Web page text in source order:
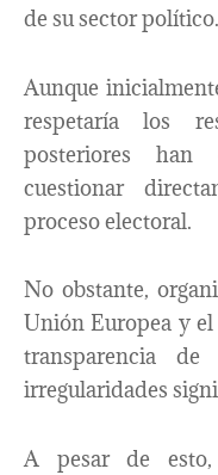
de su sector político.
Aunque
respetaría los
posteriores han
cuestionar
proceso electoral.
No obstante,
Unión Europea y
transparencia de
irregularidades
A pesar de